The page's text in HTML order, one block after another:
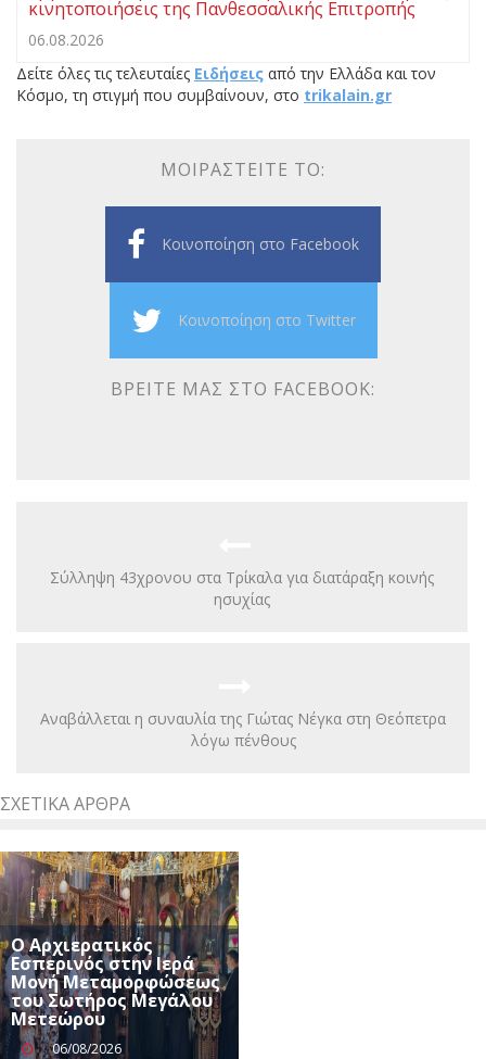
κινητοποιήσεις της Πανθεσσαλικής Επιτροπής
06.08.2026
Δείτε όλες τις τελευταίες Ειδήσεις από την Ελλάδα και τον
Κόσμο, τη στιγμή που συμβαίνουν, στο trikalain.gr
ΜΟΙΡΑΣΤΕΊΤΕ ΤΟ:
Κοινοποίηση στο Facebook
Κοινοποίηση στο Twitter
ΒΡΕΊΤΕ ΜΑΣ ΣΤΟ FACEBOOK:
Σύλληψη 43χρονου στα Τρίκαλα για διατάραξη κοινής
ησυχίας
Αναβάλλεται η συναυλία της Γιώτας Νέγκα στη Θεόπετρα
λόγω πένθους
ΣΧΕΤΙΚΆ ΆΡΘΡΑ
Ο Αρχιερατικός
Εσπερινός στην Ιερά
Μονή Μεταμορφώσεως
του Σωτήρος Μεγάλου
Μετεώρου
06/08/2026